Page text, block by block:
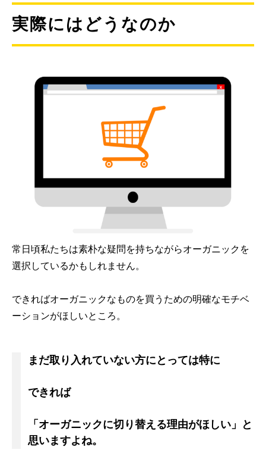
実際にはどうなのか
常日頃私たちは素朴な疑問を持ちながらオーガニックを
選択しているかもしれません。
できればオーガニックなものを買うための明確なモチベ
ーションがほしいところ。
まだ取り入れていない方にとっては特に
できれば
「オーガニックに切り替える理由がほしい」と
思いますよね。